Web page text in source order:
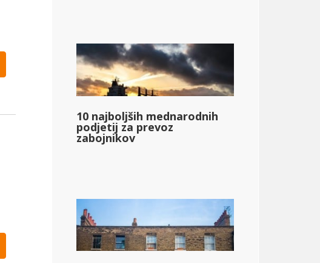
10 najboljših mednarodnih
podjetij za prevoz
zabojnikov